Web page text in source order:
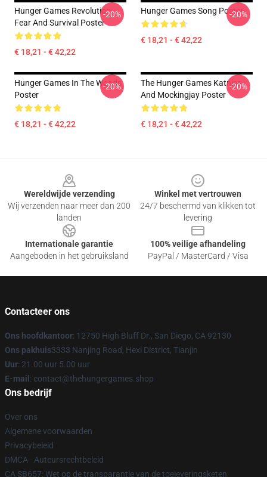
Hunger Games Revolution:
Fear And Survival Poster
€ 18,21 - € 42,22
-20% Hunger Games Song Poster
€ 18,21 - € 42,22
-20%
Hunger Games In The Woods
Poster
€ 18,21 - € 42,22
-20%
The Hunger Games Katniss
And Mockingjay Poster
€ 18,21 - € 42,22
-20%
Wereldwijde verzending
Wij verzenden naar meer dan 200
landen
Winkel met vertrouwen
24/7 beschermd van klikken tot
levering
Internationale garantie
Aangeboden in het gebruiksland
100% veilige afhandeling
PayPal / MasterCard / Visa
Contacteer ons
Ons hoofdkantoor: 12750 High Bluff Dr., San Diego, CA 92130
Ons pakhuis3333 Nanjing Road, Hexi District, Tianjin
Uur: 21.00 uur 5.00 uur
E-mail : contact@thehungergames.shop
Ons bedrijf
Over ons
Algemene voorwaarden
Privacybeleid
DMCA - Auteursrechtbeleid
CA SB657: Wet op de transparantie van de toeleveringsketen